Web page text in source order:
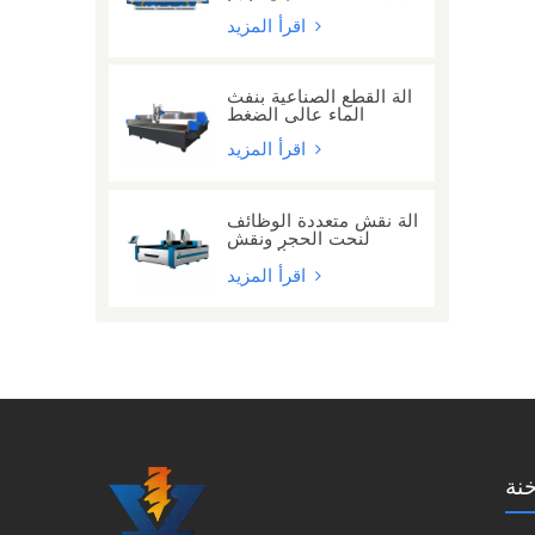
آلة القطع الصناعية بنفث
الماء عالي الضغط
آلة نقش متعددة الوظائف
لنحت الحجر ونقش
الحروف